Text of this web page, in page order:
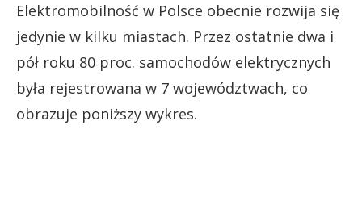
Elektromobilność w Polsce obecnie rozwija się
jedynie w kilku miastach. Przez ostatnie dwa i
pół roku 80 proc. samochodów elektrycznych
była rejestrowana w 7 województwach, co
obrazuje poniższy wykres.